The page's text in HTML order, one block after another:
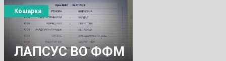
ЛАПСУС ВО ФФМ
Кошарка